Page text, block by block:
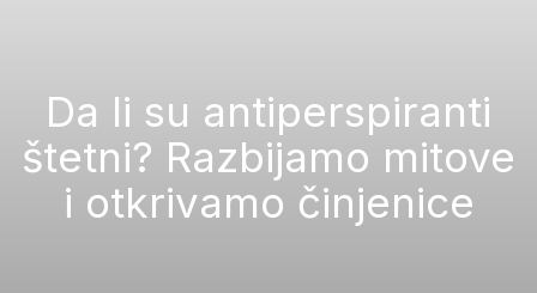
Da li su antiperspiranti
štetni? Razbijamo mitove
i otkrivamo činjenice